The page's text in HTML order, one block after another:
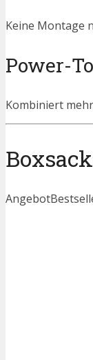
Keine Montage
Power-
Kombiniert
Angebot